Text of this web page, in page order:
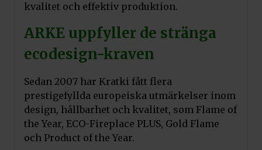
kvalitet och effektiv produktion.
ARKE uppfyller de stränga
ecodesign-kraven
Sedan 2007 har Kratki fått flera
prestigefyllda europeiska utmärkelser inom
design, hållbarhet och kvalitet, som Flame of
the Year, ECO-Fireplace PLUS, Gold Flame
och Product of the Year.